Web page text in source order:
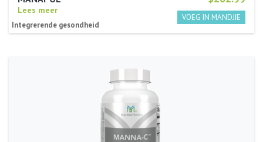
Lees meer
Integrerende gesondheid